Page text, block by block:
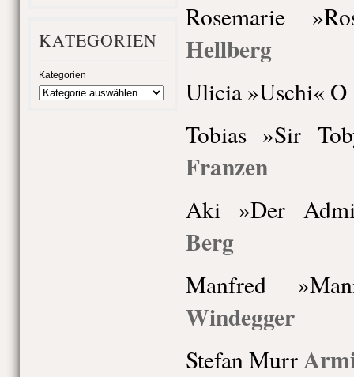
KATEGORIEN
Kategorien
Rosemarie
Hellberg
Ulicia »Uschi«
Tobias »Sir
Franzen
Aki »Der
Berg
Manfred
Windegger
Stefan Murr